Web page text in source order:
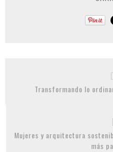
Transformando lo
Mujeres y arquitectura
más